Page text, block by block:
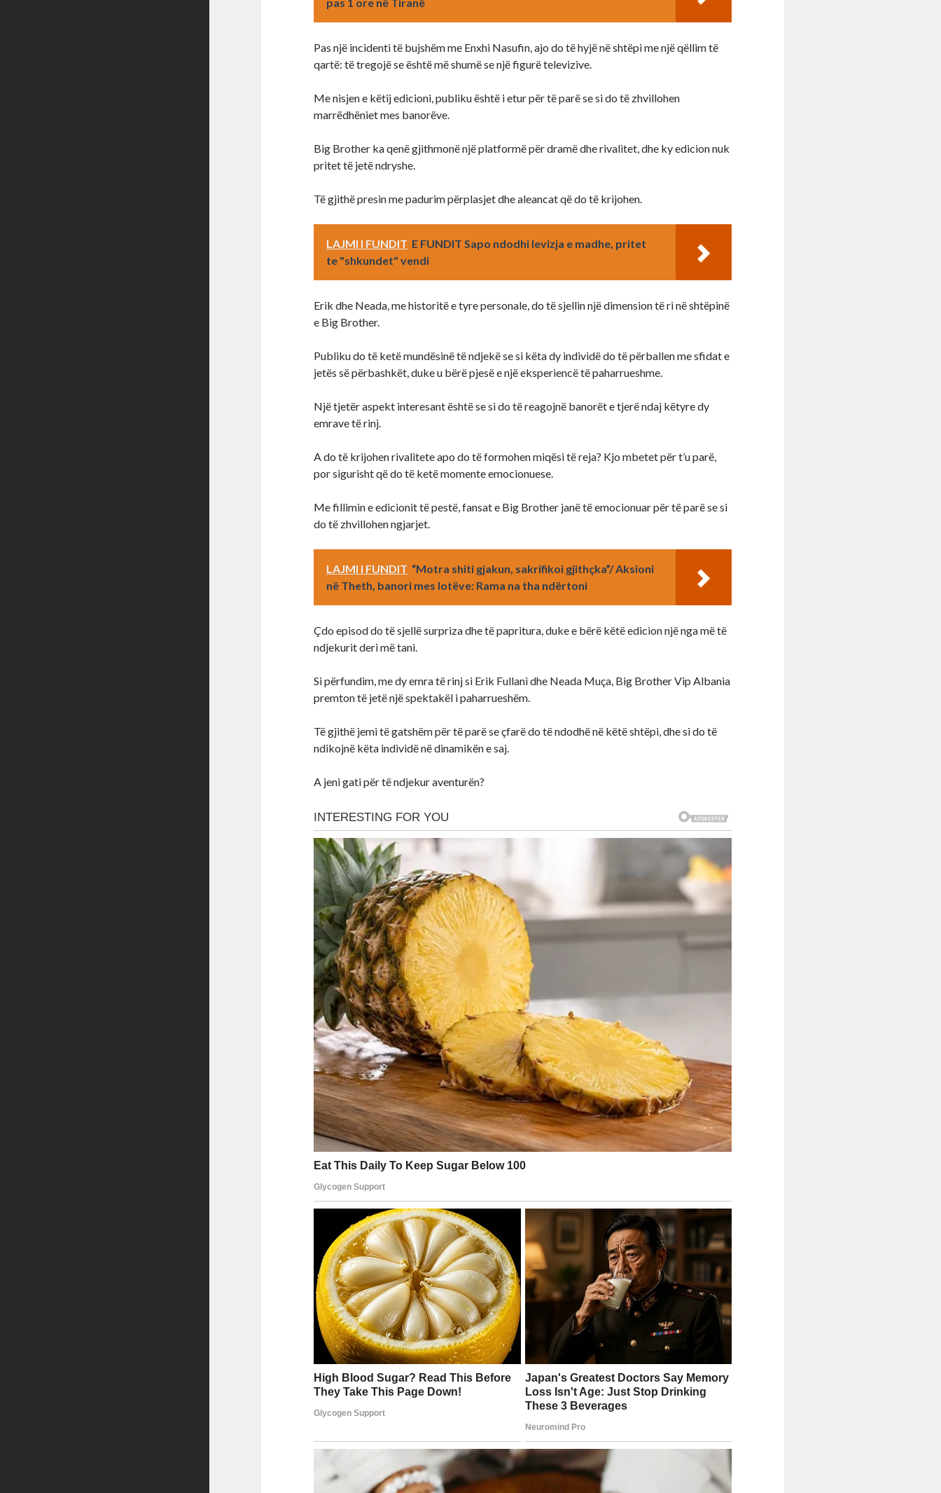
Pas një incidenti të bujshëm me Enxhi Nasufin, ajo do të hyjë në shtëpi me një qëllim të
qartë: të tregojë se është më shumë se një figurë televizive.
Me nisjen e këtij edicioni, publiku është i etur për të parë se si do të zhvillohen
marrëdhëniet mes banorëve.
Big Brother ka qenë gjithmonë një platformë për dramë dhe rivalitet, dhe ky edicion nuk
pritet të jetë ndryshe.
Të gjithë presin me padurim përplasjet dhe aleancat që do të krijohen.
LAJMI I FUNDIT E FUNDIT Sapo ndodhi levizja e madhe, pritet
te "shkundet" vendi
Erik dhe Neada, me historitë e tyre personale, do të sjellin një dimension të ri në shtëpinë
e Big Brother.
Publiku do të ketë mundësinë të ndjekë se si këta dy individë do të përballen me sfidat e
jetës së përbashkët, duke u bërë pjesë e një eksperiencë të paharrueshme.
Një tjetër aspekt interesant është se si do të reagojnë banorët e tjerë ndaj këtyre dy
emrave të rinj.
A do të krijohen rivalitete apo do të formohen miqësi të reja? Kjo mbetet për t’u parë,
por sigurisht që do të ketë momente emocionuese.
Me fillimin e edicionit të pestë, fansat e Big Brother janë të emocionuar për të parë se si
do të zhvillohen ngjarjet.
LAJMI I FUNDIT “Motra shiti gjakun, sakrifikoi gjithçka”/ Aksioni
në Theth, banori mes lotëve: Rama na tha ndërtoni
Çdo episod do të sjellë surpriza dhe të papritura, duke e bërë këtë edicion një nga më të
ndjekurit deri më tani.
Si përfundim, me dy emra të rinj si Erik Fullani dhe Neada Muça, Big Brother Vip Albania
premton të jetë një spektakël i paharrueshëm.
Të gjithë jemi të gatshëm për të parë se çfarë do të ndodhë në këtë shtëpi, dhe si do të
ndikojnë këta individë në dinamikën e saj.
A jeni gati për të ndjekur aventurën?